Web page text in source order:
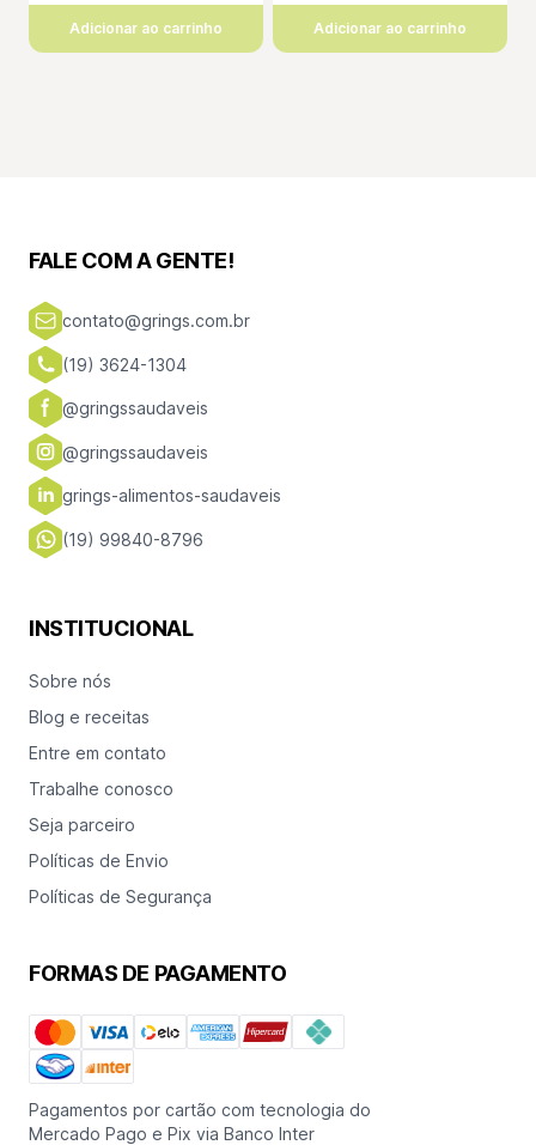
Adicionar ao carrinho Adicionar ao carrinho
FALE COM A GENTE!
contato@grings.com.br
(19) 3624-1304
@gringssaudaveis
@gringssaudaveis
grings-alimentos-saudaveis
(19) 99840-8796
INSTITUCIONAL
Sobre nós
Blog e receitas
Entre em contato
Trabalhe conosco
Seja parceiro
Políticas de Envio
Políticas de Segurança
FORMAS DE PAGAMENTO
Pagamentos por cartão com tecnologia do
Mercado Pago e Pix via Banco Inter